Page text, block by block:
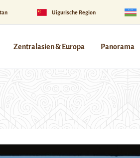
Uigurische Region
Zentralasien & Europa Panorama